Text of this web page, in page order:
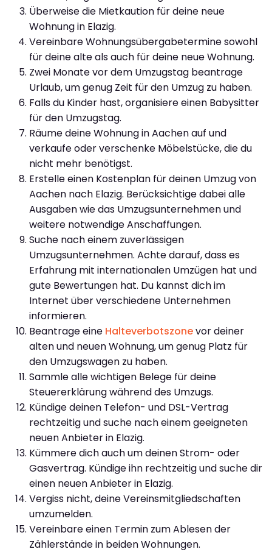
Überweise die Mietkaution für deine neue
Wohnung in Elazig.
Vereinbare Wohnungsübergabetermine sowohl
für deine alte als auch für deine neue Wohnung.
Zwei Monate vor dem Umzugstag beantrage
Urlaub, um genug Zeit für den Umzug zu haben.
Falls du Kinder hast, organisiere einen Babysitter
für den Umzugstag.
Räume deine Wohnung in Aachen auf und
verkaufe oder verschenke Möbelstücke, die du
nicht mehr benötigst.
Erstelle einen Kostenplan für deinen Umzug von
Aachen nach Elazig. Berücksichtige dabei alle
Ausgaben wie das Umzugsunternehmen und
weitere notwendige Anschaffungen.
Suche nach einem zuverlässigen
Umzugsunternehmen. Achte darauf, dass es
Erfahrung mit internationalen Umzügen hat und
gute Bewertungen hat. Du kannst dich im
Internet über verschiedene Unternehmen
informieren.
Beantrage eine Halteverbotszonevor deiner
alten und neuen Wohnung, um genug Platz für
den Umzugswagen zu haben.
Sammle alle wichtigen Belege für deine
Steuererklärung während des Umzugs.
Kündige deinen Telefon- und DSL-Vertrag
rechtzeitig und suche nach einem geeigneten
neuen Anbieter in Elazig.
Kümmere dich auch um deinen Strom- oder
Gasvertrag. Kündige ihn rechtzeitig und suche dir
einen neuen Anbieter in Elazig.
Vergiss nicht, deine Vereinsmitgliedschaften
umzumelden.
Vereinbare einen Termin zum Ablesen der
Zählerstände in beiden Wohnungen.